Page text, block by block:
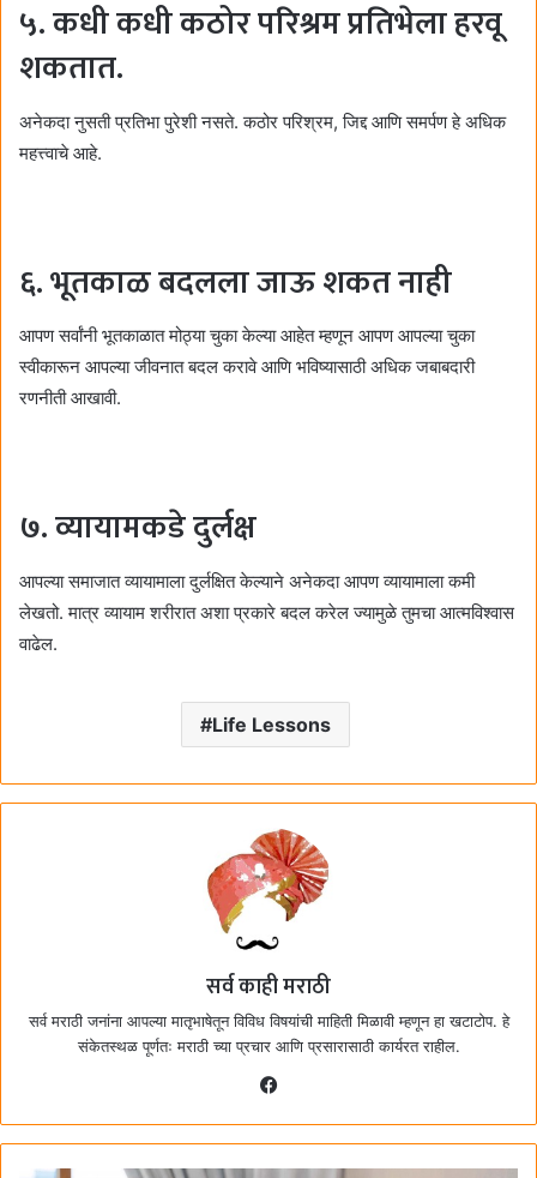
५. कधी कधी कठोर परिश्रम प्रतिभेला हरवू
शकतात.
अनेकदा नुसती प्रतिभा पुरेशी नसते. कठोर परिश्रम, जिद्द आणि समर्पण हे अधिक
महत्त्वाचे आहे.
६. भूतकाळ बदलला जाऊ शकत नाही
आपण सर्वांनी भूतकाळात मोठ्या चुका केल्या आहेत म्हणून आपण आपल्या चुका
स्वीकारून आपल्या जीवनात बदल करावे आणि भविष्यासाठी अधिक जबाबदारी
रणनीती आखावी.
७. व्यायामकडे दुर्लक्ष
आपल्या समाजात व्यायामाला दुर्लक्षित केल्याने अनेकदा आपण व्यायामाला कमी
लेखतो. मात्र व्यायाम शरीरात अशा प्रकारे बदल करेल ज्यामुळे तुमचा आत्मविश्वास
वाढेल.
Life Lessons
सर्व काही मराठी
सर्व मराठी जनांना आपल्या मातृभाषेतून विविध विषयांची माहिती मिळावी म्हणून हा खटाटोप. हे
संकेतस्थळ पूर्णतः मराठी च्या प्रचार आणि प्रसारासाठी कार्यरत राहील.
c
e